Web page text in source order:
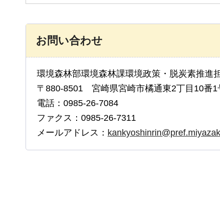
お問い合わせ
環境森林部環境森林課環境政策・脱炭素推進
〒880-8501 宮崎県宮崎市橘通東2丁目10番1
電話：0985-26-7084
ファクス：0985-26-7311
メールアドレス：